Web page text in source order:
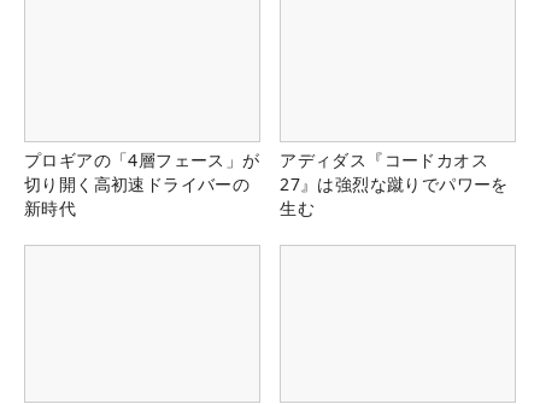
プロギアの「4層フェース」が
切り開く高初速ドライバーの
新時代
アディダス『コードカオス
27』は強烈な蹴りでパワーを
生む